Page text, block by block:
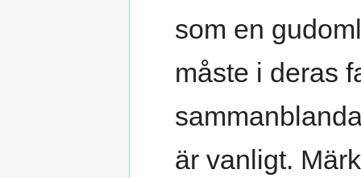
som en
måste i deras
är vanligt.